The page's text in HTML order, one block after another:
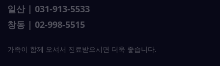
일산 | 031-913-5533
창동 | 02-998-5515
가족이 함께 오셔서 진료받으시면 더욱 좋습니다.